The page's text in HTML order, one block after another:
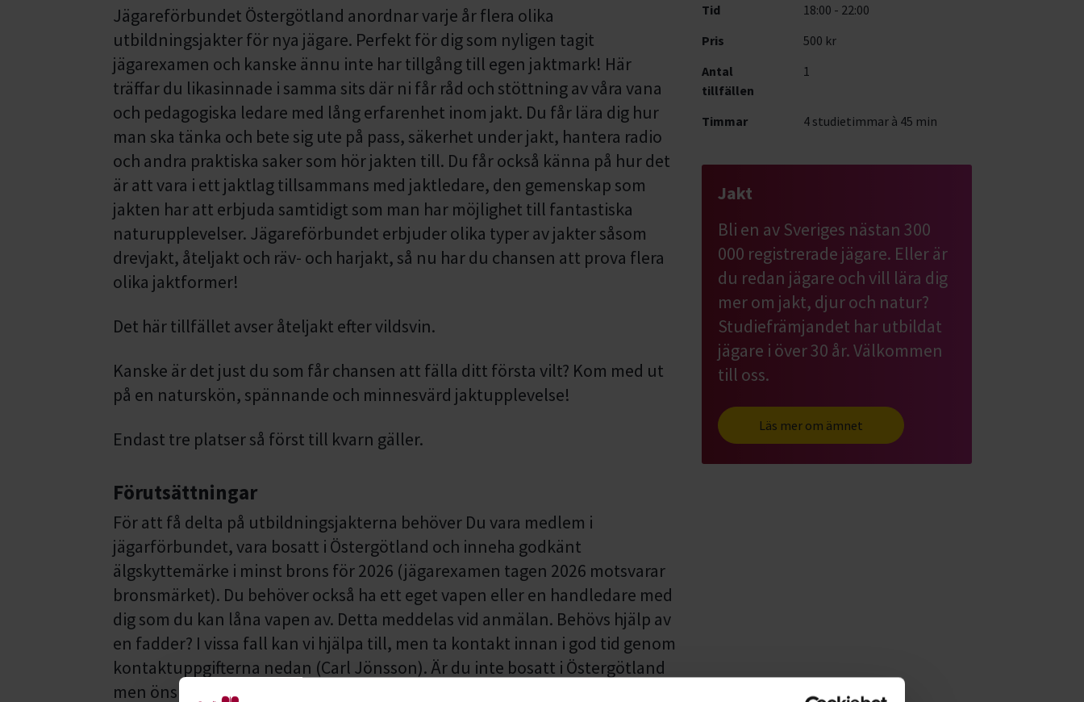
Jägareförbundet Östergötland anordnar varje år flera olika
utbildningsjakter för nya jägare. Perfekt för dig som nyligen tagit
jägarexamen och kanske ännu inte har tillgång till egen jaktmark! Här
träffar du likasinnade i samma sits där ni får råd och stöttning av våra vana
och pedagogiska ledare med lång erfarenhet inom jakt. Du får lära dig hur
man ska tänka och bete sig ute på pass, säkerhet under jakt, hantera radio
och andra praktiska saker som hör jakten till. Du får också känna på hur det
är att vara i ett jaktlag tillsammans med jaktledare, den gemenskap som
jakten har att erbjuda samtidigt som man har möjlighet till fantastiska
naturupplevelser. Jägareförbundet erbjuder olika typer av jakter såsom
drevjakt, åteljakt och räv- och harjakt, så nu har du chansen att prova flera
olika jaktformer!
Det här tillfället avser åteljakt efter vildsvin.
Kanske är det just du som får chansen att fälla ditt första vilt? Kom med ut
på en naturskön, spännande och minnesvärd jaktupplevelse!
Endast tre platser så först till kvarn gäller.
Förutsättningar
För att få delta på utbildningsjakterna behöver Du vara medlem i
jägarförbundet, vara bosatt i Östergötland och inneha godkänt
älgskyttemärke i minst brons för 2026 (jägarexamen tagen 2026 motsvarar
bronsmärket). Du behöver också ha ett eget vapen eller en handledare med
dig som du kan låna vapen av. Detta meddelas vid anmälan. Behövs hjälp av
en fadder? I vissa fall kan vi hjälpa till, men ta kontakt innan i god tid genom
kontaktuppgifterna nedan (Carl Jönsson). Är du inte bosatt i Östergötland
men önskar vara med så kan du anmäla dig och hamnar då på en reservlista
Tid
18:00 - 22:00
Pris
500 kr
Antal
tillfällen
1
Timmar 4 studietimmar à 45 min
Jakt
Bli en av Sveriges nästan 300
000 registrerade jägare. Eller är
du redan jägare och vill lära dig
mer om jakt, djur och natur?
Studiefrämjandet har utbildat
jägare i över 30 år. Välkommen
till oss.
Läs mer om ämnet